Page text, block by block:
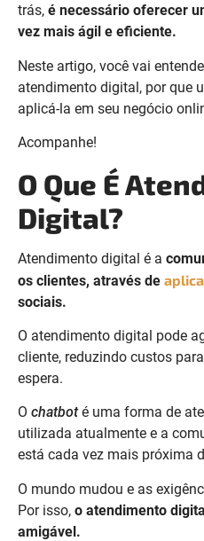
trás, é necessário oferecer
vez mais ágil e eficiente.
Neste artigo, você vai
atendimento digital, por que
aplicá-la em seu negócio
Acompanhe!
O Que É
Digital?
Atendimento digital é a
os clientes, através de
sociais.
O atendimento digital pode
cliente, reduzindo custos
espera.
O chatboté uma forma de
utilizada atualmente e a
está cada vez mais próxima
O mundo mudou e as
Por isso, o atendimento
amigável.